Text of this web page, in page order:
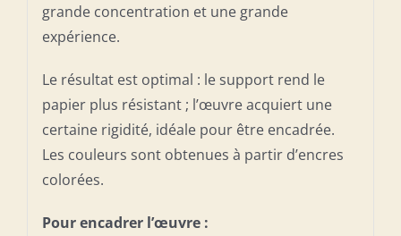
grande concentration et une grande
expérience.
Le résultat est optimal : le support rend le
papier plus résistant ; l’œuvre acquiert une
certaine rigidité, idéale pour être encadrée.
Les couleurs sont obtenues à partir d’encres
colorées.
Pour encadrer l’œuvre :